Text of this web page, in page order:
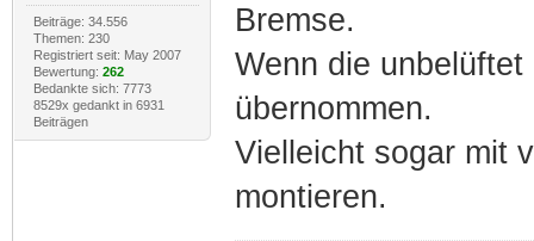
Beiträge: 34.556
Themen: 230
Registriert seit: May 2007
Bewertung: 262
Bedankte sich: 7773
8529x gedankt in 6931
Beiträgen
Bremse.
Wenn die
übernommen.
Vielleicht sogar mit
montieren.